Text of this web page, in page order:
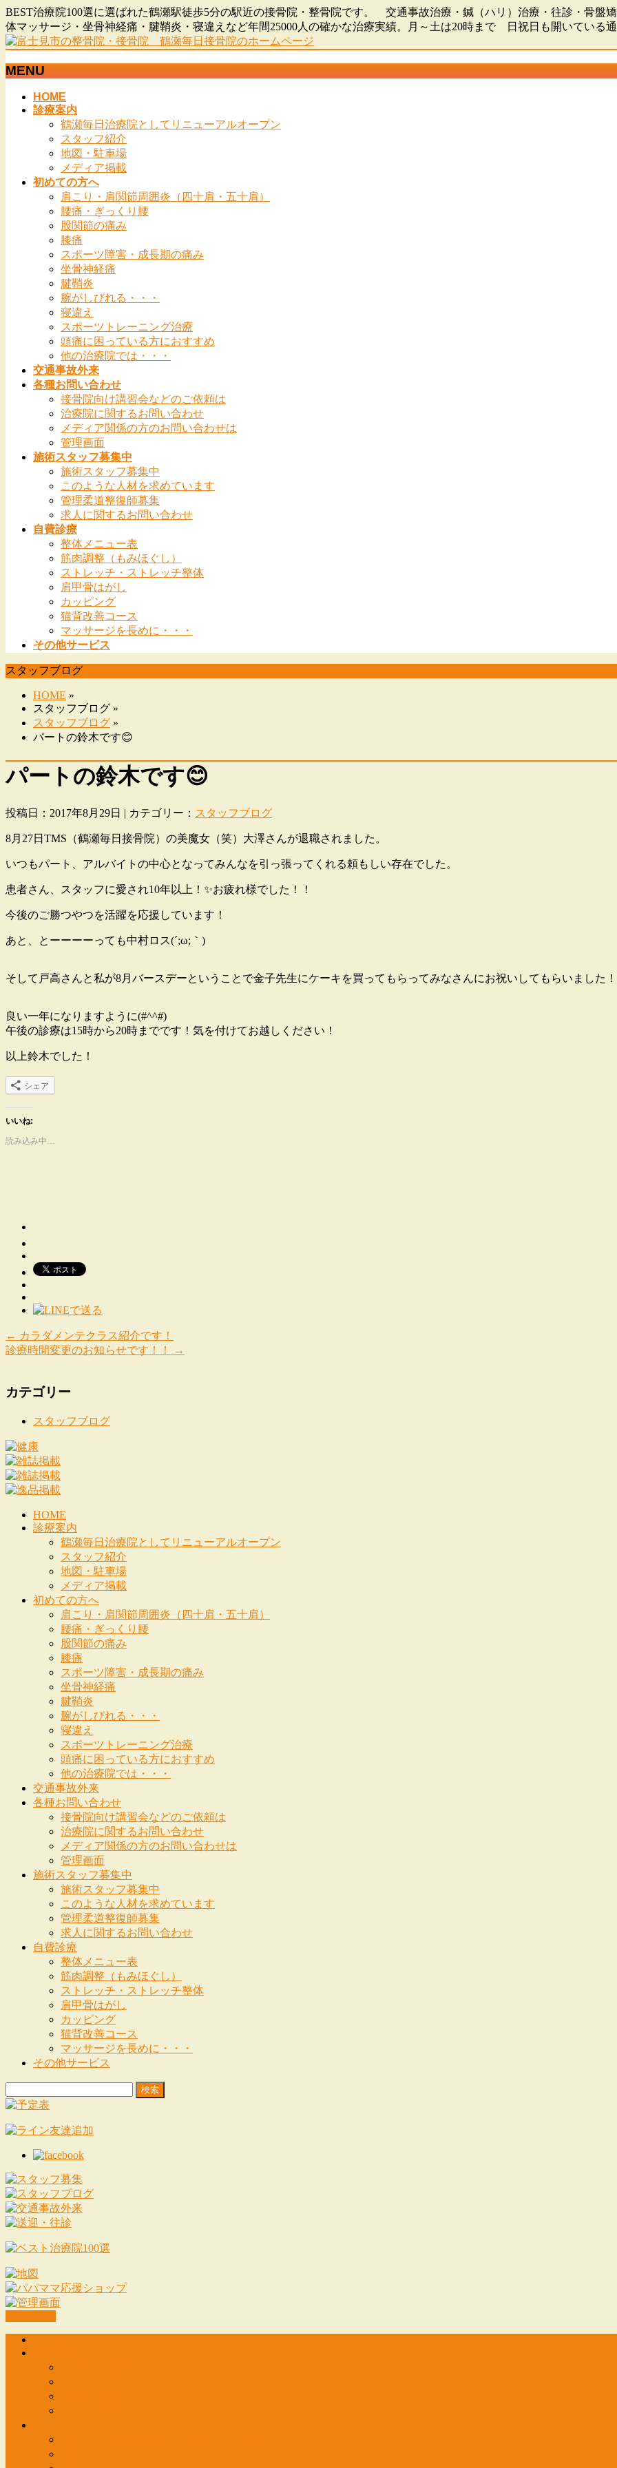
BEST治療院100選に選ばれた鶴瀬駅徒歩5分の駅近の接骨院・整骨院です。 交通事故治療・鍼（ハリ）治療・往診・骨盤
体マッサージ・坐骨神経痛・腱鞘炎・寝違えなど年間25000人の確かな治療実績。月～土は20時まで 日祝日も開いている
MENU
HOME
診療案内
鶴瀬毎日治療院としてリニューアルオープン
スタッフ紹介
地図・駐車場
メディア掲載
初めての方へ
肩こり・肩関節周囲炎（四十肩・五十肩）
腰痛・ぎっくり腰
股関節の痛み
膝痛
スポーツ障害・成長期の痛み
坐骨神経痛
腱鞘炎
腕がしびれる・・・
寝違え
スポーツトレーニング治療
頭痛に困っている方におすすめ
他の治療院では・・・
交通事故外来
各種お問い合わせ
接骨院向け講習会などのご依頼は
治療院に関するお問い合わせ
メディア関係の方のお問い合わせは
管理画面
施術スタッフ募集中
施術スタッフ募集中
このような人材を求めています
管理柔道整復師募集
求人に関するお問い合わせ
自費診療
整体メニュー表
筋肉調整（もみほぐし）
ストレッチ・ストレッチ整体
肩甲骨はがし
カッピング
猫背改善コース
マッサージを長めに・・・
その他サービス
スタッフブログ
HOME »
スタッフブログ »
スタッフブログ »
パートの鈴木です😊
パートの鈴木です😊
投稿日：2017年8月29日 | カテゴリー： スタッフブログ
8月27日TMS（鶴瀬毎日接骨院）の美魔女（笑）大澤さんが退職されました。
いつもパート、アルバイトの中心となってみんなを引っ張ってくれる頼もしい存在でした。
患者さん、スタッフに愛され10年以上！✨お疲れ様でした！！
今後のご勝つやつを活躍を応援しています！
あと、とーーーーっても中村ロス(´;ω;｀)
そして戸高さんと私が8月バースデーということで金子先生にケーキを買ってもらってみなさんにお祝いしてもらいました
良い一年になりますように(#^^#)
午後の診療は15時から20時までです！気を付けてお越しください！
以上鈴木でした！
シェア
いいね:
読み込み中…
← カラダメンテクラス紹介です！
診療時間変更のお知らせです！！
→
カテゴリー
スタッフブログ
HOME
診療案内
鶴瀬毎日治療院としてリニューアルオープン
スタッフ紹介
地図・駐車場
メディア掲載
初めての方へ
肩こり・肩関節周囲炎（四十肩・五十肩）
腰痛・ぎっくり腰
股関節の痛み
膝痛
スポーツ障害・成長期の痛み
坐骨神経痛
腱鞘炎
腕がしびれる・・・
寝違え
スポーツトレーニング治療
頭痛に困っている方におすすめ
他の治療院では・・・
交通事故外来
各種お問い合わせ
接骨院向け講習会などのご依頼は
治療院に関するお問い合わせ
メディア関係の方のお問い合わせは
管理画面
施術スタッフ募集中
施術スタッフ募集中
このような人材を求めています
管理柔道整復師募集
求人に関するお問い合わせ
自費診療
整体メニュー表
筋肉調整（もみほぐし）
ストレッチ・ストレッチ整体
肩甲骨はがし
カッピング
猫背改善コース
マッサージを長めに・・・
その他サービス
索: